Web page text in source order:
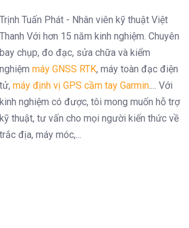
Trịnh Tuấn Phát - Nhân viên kỹ thuật Việt
Thanh Với hơn 15 năm kinh nghiệm. Chuyên
bay chụp, đo đạc, sửa chữa và kiểm
nghiệm máy GNSS RTK, máy toàn đạc điện
tử, máy định vị GPS cầm tay Garmin.... Với
kinh nghiệm có được, tôi mong muốn hỗ trợ
kỹ thuật, tư vấn cho mọi người kiến thức về
trắc địa, máy móc,...